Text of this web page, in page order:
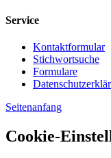
Service
Kontaktformular
Stichwortsuche
Formulare
Seitenanfang
Cookie-